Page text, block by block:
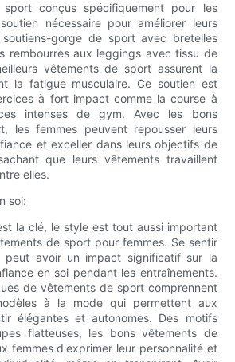
conçus spécifiquement pour les
nécessaire pour améliorer leurs
soutiens-gorge de sport avec bretelles
rembourrés aux leggings avec tissu de
vêtements de sport assurent la
la fatigue musculaire. Ce soutien est
à fort impact comme la course à
intenses de gym. Avec les bons
les femmes peuvent repousser leurs
et exceller dans leurs objectifs de
que leurs vêtements travaillent
elles.
soi:
la clé, le style est tout aussi important
de sport pour femmes. Se sentir
peut avoir un impact significatif sur la
en soi pendant les entraînements.
de vêtements de sport comprennent
à la mode qui permettent aux
élégantes et autonomes. Des motifs
flatteuses, les bons vêtements de
femmes d'exprimer leur personnalité et